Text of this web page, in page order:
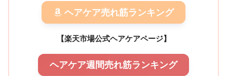
ヘアケア売れ筋ランキング
【楽天市場公式ヘアケアページ】
ヘアケア週間売れ筋ランキング